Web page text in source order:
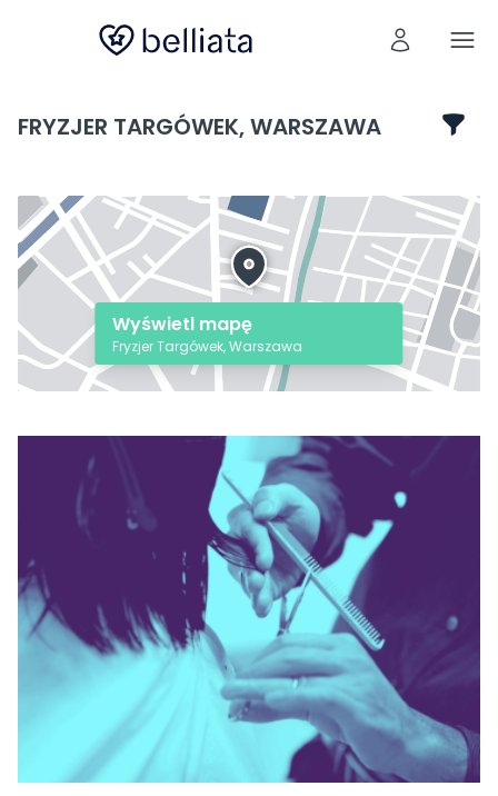
FRYZJER TARGÓWEK, WARSZAWA
Wyświetl mapę
Fryzjer Targówek, Warszawa